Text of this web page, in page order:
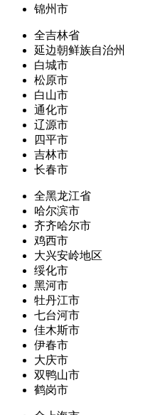
锦州市
全吉林省
延边朝鲜族自治州
白城市
松原市
白山市
通化市
辽源市
四平市
吉林市
长春市
全黑龙江省
哈尔滨市
齐齐哈尔市
鸡西市
大兴安岭地区
绥化市
黑河市
牡丹江市
七台河市
佳木斯市
伊春市
大庆市
双鸭山市
鹤岗市